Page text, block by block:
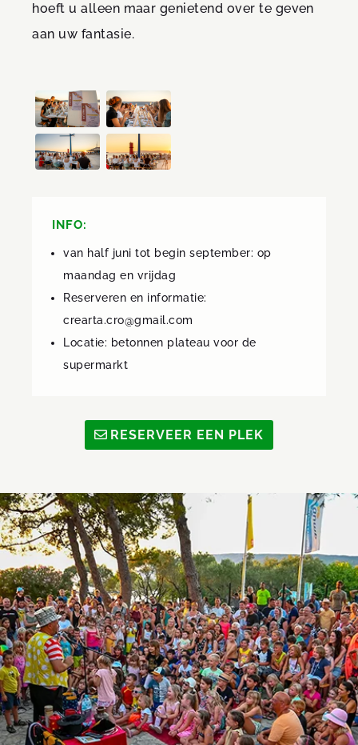
hoeft u alleen maar genietend over te geven
aan uw fantasie.
INFO:
van half juni tot begin september: op
maandag en vrijdag
Reserveren en informatie:
crearta.cro@gmail.com
Locatie: betonnen plateau voor de
supermarkt
RESERVEER EEN PLEK